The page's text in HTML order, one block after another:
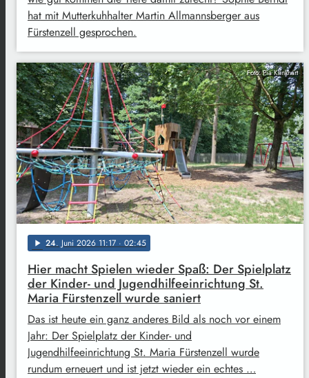
hat mit Mutterkuhhalter Martin Allmannsberger aus
Fürstenzell gesprochen.
Foto: Pia Klinkhart
play_arrow 24. Juni 2026 11:17 · 02:45
Hier macht Spielen wieder Spaß: Der Spielplatz
der Kinder- und Jugendhilfeeinrichtung St.
Maria Fürstenzell wurde saniert
Das ist heute ein ganz anderes Bild als noch vor einem
Jahr: Der Spielplatz der Kinder- und
Jugendhilfeeinrichtung St. Maria Fürstenzell wurde
rundum erneuert und ist jetzt wieder ein echtes …